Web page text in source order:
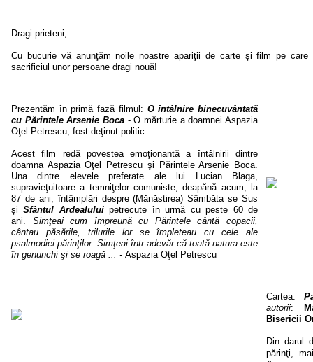
Dragi prieteni,
Cu bucurie vă anunţăm noile noastre apariţii de carte şi film pe
sacrificiul unor persoane dragi nouă!
Prezentăm în primă fază filmul: O întâlnire binecuvântată
cu Părintele Arsenie Boca - O mărturie a doamnei Aspazia
Oţel Petrescu, fost deţinut politic.
Acest film redă povestea emoţionantă a întâlnirii dintre
doamna Aspazia Oţel Petrescu şi Părintele Arsenie Boca.
Una dintre elevele preferate ale lui Lucian Blaga,
supravieţuitoare a temniţelor comuniste, deapănă acum, la
87 de ani, întâmplări despre (Mănăstirea) Sâmbăta se Sus
şiSfântul Ardealuluipetrecute în urmă cu peste 60 de
ani. Simţeai cum împreună cu Părintele cântă copacii,
cântau păsările, trilurile lor se împleteau cu cele ale
psalmodiei părinţilor. Simţeai într-adevăr că toată natura este
în genunchi şi se roagă ... - Aspazia Oţel Petrescu
Cartea:
autorii:
Bisericii
Din darul
părinţi,